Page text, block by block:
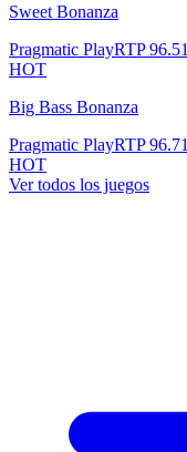
Sweet Bonanza
Pragmatic PlayRTP96.51
HOT
Big Bass Bonanza
Pragmatic PlayRTP96.71
HOT
Ver todos los juegos